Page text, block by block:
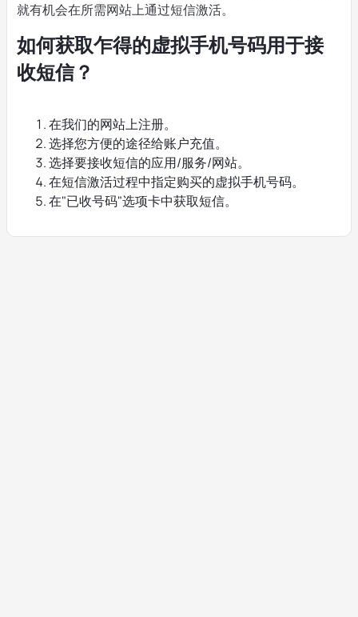
就有机会在所需网站上通过短信激活。
如何获取乍得的虚拟手机号码用于接
收短信？
在我们的网站上注册。
选择您方便的途径给账户充值。
选择要接收短信的应用/服务/网站。
在短信激活过程中指定购买的虚拟手机号码。
在"已收号码"选项卡中获取短信。